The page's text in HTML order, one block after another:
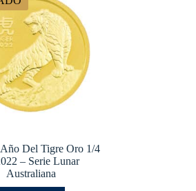
Del Tigre Oro 1/4
– Serie Lunar
Australiana